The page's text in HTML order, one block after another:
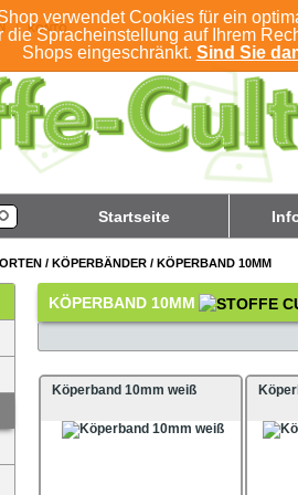
verwendet Cookies für ein
die Spracheinstellung auf Ihrem
Shops eingeschränkt. Sind Sie
KONTO
Startseite
/ KÖPERBÄNDER / KÖPERBAND 10MM
KÖPERBAND 10MM
Köperband 10mm weiß